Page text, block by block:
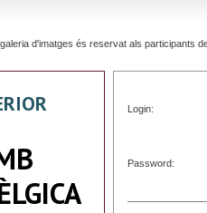
d'imatges és reservat als participants
Login:
Password: